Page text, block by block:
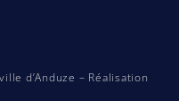
d’Anduze – Réalisation